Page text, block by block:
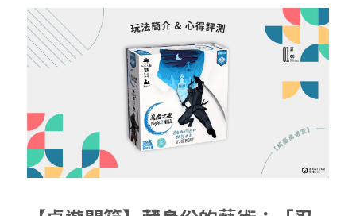
日本香の占卜🎐
文化美食夜
療寮看電影
給大人的電影社
手作．時光
《島工》職業醫學社區展
《邊界》概念藝術展
《休日》創作聯展
療癒 & 心靈 Wellness
板橋輕運動
實青小學堂+
特別企劃 - 眠八月
實體課程 Course
板橋運動教室
Yoga 瑜珈
Boxing 拳擊
給香港人的國語課
西多士 粵語劇場
守護華江人工濕地
療寮．工作室開放日
《神隱》實境遊戲
場地租借
共享空間
平日最新優惠
部落格 Blog
聯絡我們 Contact us
搜索
02 7755 7668